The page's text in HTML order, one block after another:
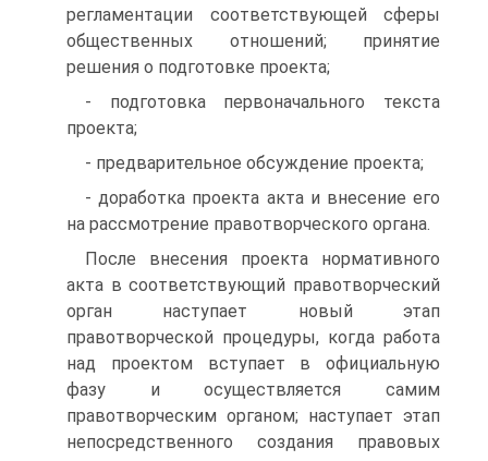
регламентации соответствующей сферы
общественных отношений; принятие
решения о подготовке проекта;
- подготовка первоначального текста
проекта;
- предварительное обсуждение проекта;
- доработка проекта акта и внесение его
на рассмотрение правотворческого органа.
После внесения проекта нормативного
акта в соответствующий правотворческий
орган наступает новый этап
правотворческой процедуры, когда работа
над проектом вступает в официальную
фазу и осуществляется самим
правотворческим органом; наступает этап
непосредственного создания правовых